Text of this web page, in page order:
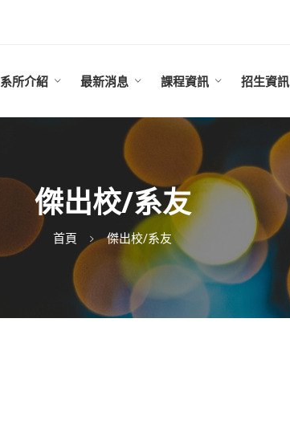
系所介紹 最新消息 課程資訊 招生資訊
傑出校/系友
首頁 傑出校/系友